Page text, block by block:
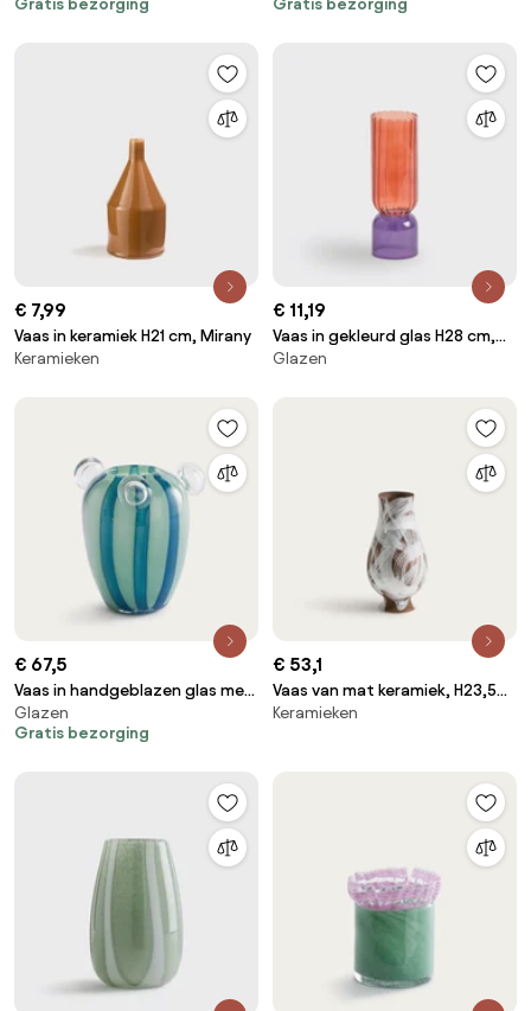
Gratis bezorging Gratis bezorging
€ 7,99
Vaas in keramiek H21 cm, Mirany
Keramieken
€ 11,19
Vaas in gekleurd glas H28 cm,
Tuvia
Glazen
€ 67,5
Vaas in handgeblazen glas met
3 bellen, H20,5 cm, Celis
Glazen
Gratis bezorging
€ 53,1
Vaas van mat keramiek, H23,5
cm, Skall
Keramieken